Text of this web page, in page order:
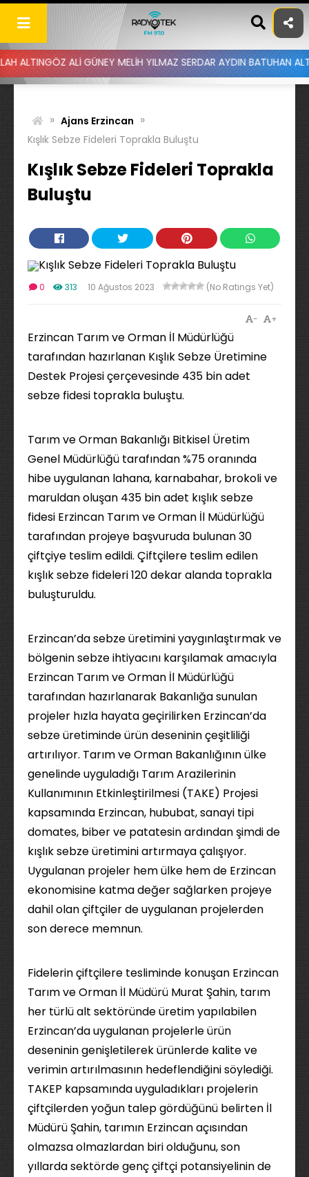
Skip
content
ALİ GÜNEY MELİH YILMAZ SERDAR AYDIN BATUHAN ALTINTAŞ
» Ajans Erzincan »
Kışlık Sebze Fideleri Toprakla Buluştu
Kışlık Sebze Fideleri Toprakla
Buluştu
0 313 10 Ağustos 2023 (No Ratings Yet)
+
-
Erzincan Tarım ve Orman İl Müdürlüğü
tarafından hazırlanan Kışlık Sebze Üretimine
Destek Projesi çerçevesinde 435 bin adet
sebze fidesi toprakla buluştu.
Tarım ve Orman Bakanlığı Bitkisel Üretim
Genel Müdürlüğü tarafından %75 oranında
hibe uygulanan lahana, karnabahar, brokoli ve
maruldan oluşan 435 bin adet kışlık sebze
fidesi Erzincan Tarım ve Orman İl Müdürlüğü
tarafından projeye başvuruda bulunan 30
çiftçiye teslim edildi. Çiftçilere teslim edilen
kışlık sebze fideleri 120 dekar alanda toprakla
buluşturuldu.
Erzincan’da sebze üretimini yaygınlaştırmak ve
bölgenin sebze ihtiyacını karşılamak amacıyla
Erzincan Tarım ve Orman İl Müdürlüğü
tarafından hazırlanarak Bakanlığa sunulan
projeler hızla hayata geçirilirken Erzincan’da
sebze üretiminde ürün deseninin çeşitliliği
artırılıyor. Tarım ve Orman Bakanlığının ülke
genelinde uyguladığı Tarım Arazilerinin
Kullanımının Etkinleştirilmesi (TAKE) Projesi
kapsamında Erzincan, hububat, sanayi tipi
domates, biber ve patatesin ardından şimdi de
kışlık sebze üretimini artırmaya çalışıyor.
Uygulanan projeler hem ülke hem de Erzincan
ekonomisine katma değer sağlarken projeye
dahil olan çiftçiler de uygulanan projelerden
son derece memnun.
Fidelerin çiftçilere tesliminde konuşan Erzincan
Tarım ve Orman İl Müdürü Murat Şahin, tarım
her türlü alt sektöründe üretim yapılabilen
Erzincan’da uygulanan projelerle ürün
deseninin genişletilerek ürünlerde kalite ve
verimin artırılmasının hedeflendiğini söylediği.
TAKEP kapsamında uyguladıkları projelerin
çiftçilerden yoğun talep gördüğünü belirten İl
Müdürü Şahin, tarımın Erzincan açısından
olmazsa olmazlardan biri olduğunu, son
yıllarda sektörde genç çiftçi potansiyelinin de